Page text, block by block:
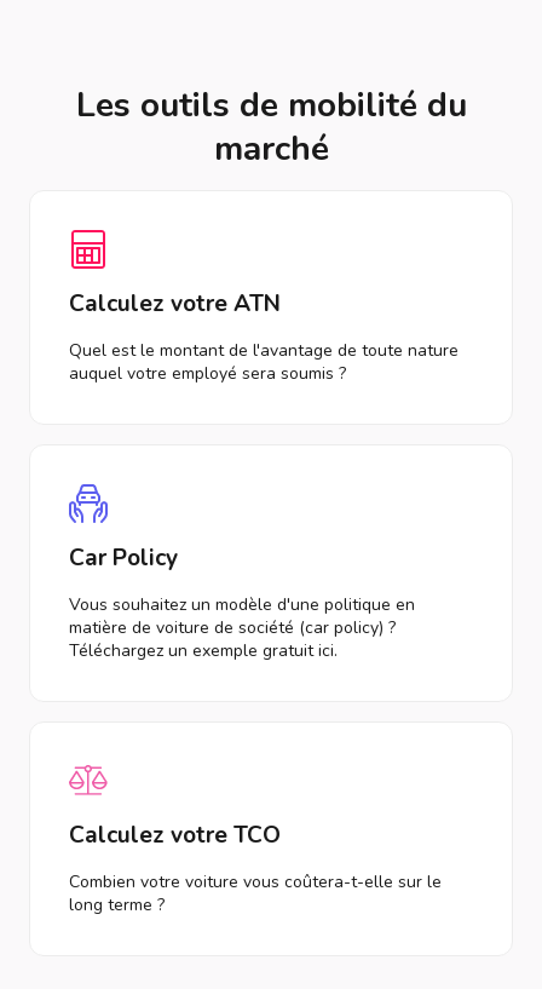
Les outils de mobilité du
marché
Calculez votre ATN
Quel est le montant de l'avantage de toute nature
auquel votre employé sera soumis ?
Car Policy
Vous souhaitez un modèle d'une politique en
matière de voiture de société (car policy) ?
Téléchargez un exemple gratuit ici.
Calculez votre TCO
Combien votre voiture vous coûtera-t-elle sur le
long terme ?